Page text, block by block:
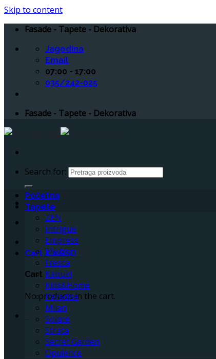
Skip to content
Fasade - Tapete - Dekorativa
Jagodina
Email
07:00 - 17:00
035/242-025
Fasade - Tapete - Dekorativa
Search for:
Cart /0RSD
Cart
No products in the cart.
Početna
Tapete
ZEN
Intrigue
Empress
ENVY
Fresca
Kabuki
Kids&Home
Paradise
Milan
Solace
Strata
Secret Garden
Opulence